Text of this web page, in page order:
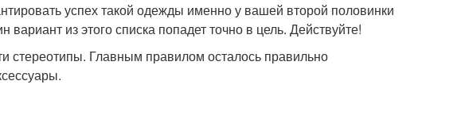
успех такой одежды именно у вашей второй половинки
из этого списка попадет точно в цель. Действуйте!
стереотипы. Главным правилом осталось правильно